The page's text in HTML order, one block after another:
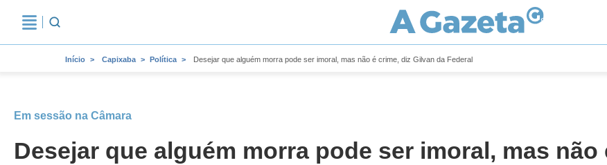
Início Capixaba Política Desejar que alguém morra pode ser imoral, mas não é crime, diz Gilvan da Federal
Em sessão na Câmara
Desejar que alguém morra pode ser imoral, mas